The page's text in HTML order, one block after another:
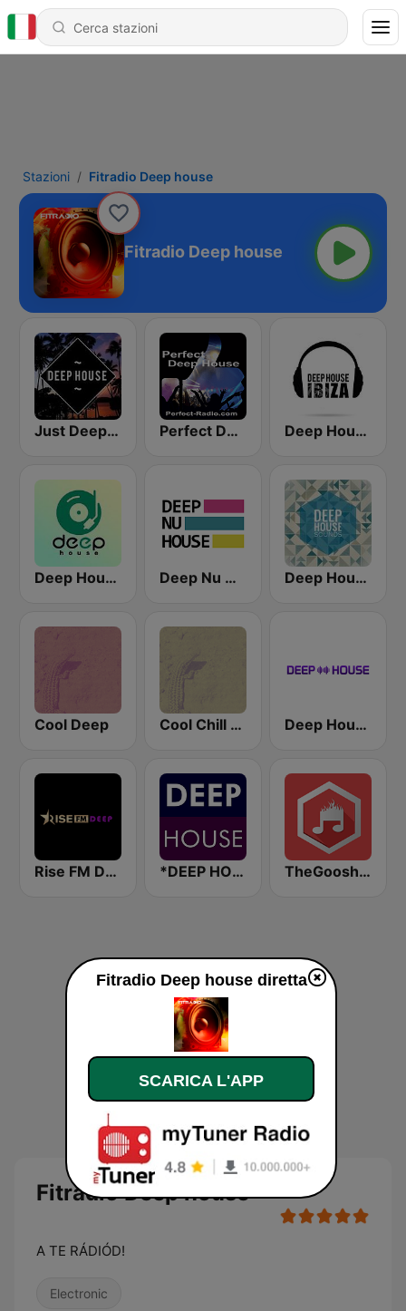
Stazioni Fitradio Deep house
Fitradio Deep house
Just Deep House Perfect Deep House Deep House Ibiza
Deep House Radio Deep Nu House Radio by SO&SO Deep House Sounds
Cool Deep Cool Chill House Deep House Radio
Rise FM Deep *DEEP HOUSE TheGoosh Radio - Deep House
Fitradio Deep house
A TE RÁDIÓD!
Electronic
Fitradio Deep house diretta
SCARICA L'APP